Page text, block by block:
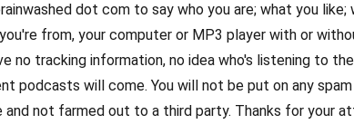
dot com to say who you are; what you
from, your computer or MP3 player with or
no tracking information, no idea who's listening to
podcasts will come. You will not be put on any
not farmed out to a third party. Thanks for your